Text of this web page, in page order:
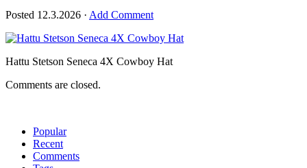
Posted 12.3.2026 · Add Comment
Hattu Stetson Seneca 4X Cowboy Hat
Comments are closed.
Popular
Recent
Comments